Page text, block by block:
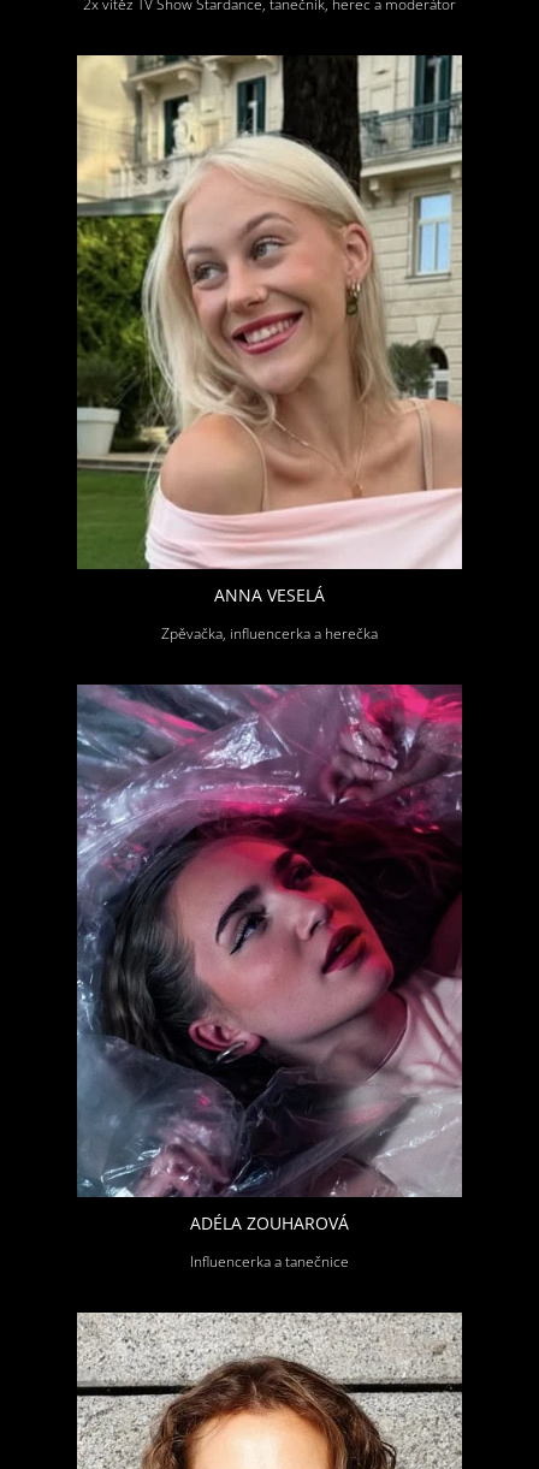
2x vítěz TV Show Stardance, tanečník, herec a moderátor
ANNA VESELÁ
Zpěvačka, influencerka a herečka
ADÉLA ZOUHAROVÁ
Influencerka a tanečnice